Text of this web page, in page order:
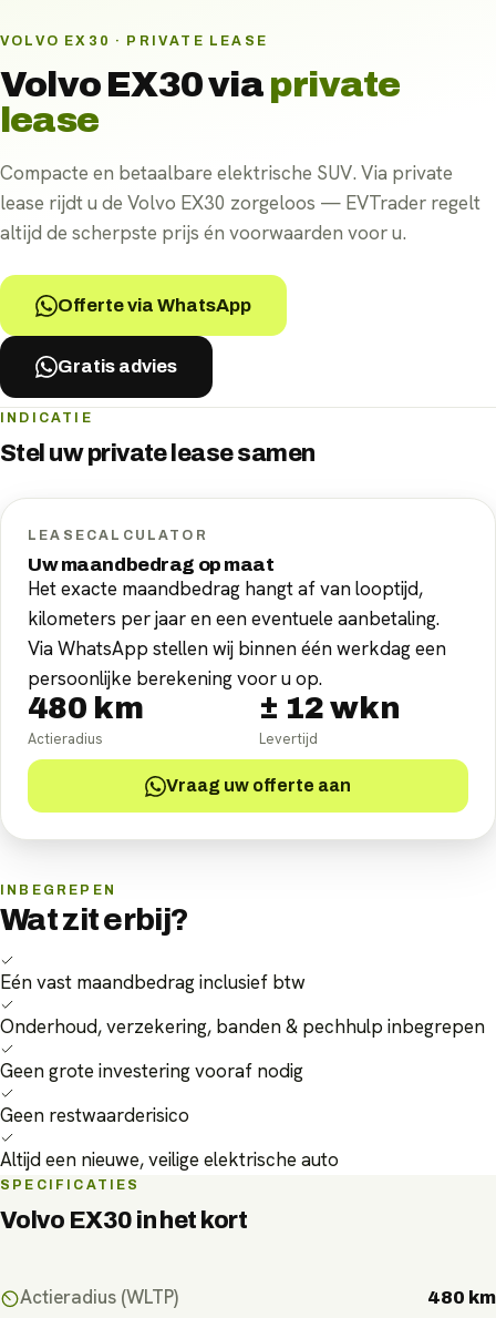
VOLVO EX30 · PRIVATE LEASE
Volvo EX30via private
lease
Compacte en betaalbare elektrische SUV. Via private
lease rijdt u de Volvo EX30 zorgeloos — EVTrader regelt
altijd de scherpste prijs én voorwaarden voor u.
Offerte via WhatsApp
Gratis advies
INDICATIE
Stel uwprivate leasesamen
LEASECALCULATOR
Uw maandbedrag op maat
Het exacte maandbedrag hangt af van looptijd,
kilometers per jaar en een eventuele aanbetaling.
Via WhatsApp stellen wij binnen één werkdag een
persoonlijke berekening voor u op.
480 km
Actieradius
± 12 wkn
Levertijd
Vraag uw offerte aan
INBEGREPEN
Wat zit erbij?
Eén vast maandbedrag inclusief btw
Onderhoud, verzekering, banden & pechhulp inbegrepen
Geen grote investering vooraf nodig
Geen restwaarderisico
Altijd een nieuwe, veilige elektrische auto
SPECIFICATIES
Volvo EX30 in het kort
Actieradius (WLTP) 480 km